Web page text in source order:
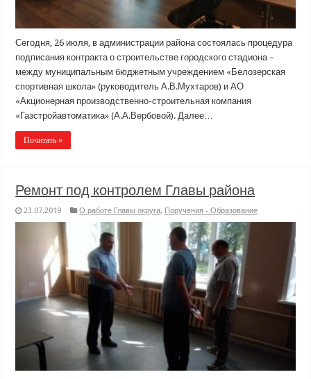
Сегодня, 26 июля, в администрации района состоялась процедура
подписания контракта о строительстве городского стадиона –
между муниципальным бюджетным учреждением «Белозерская
спортивная школа» (руководитель А.В.Мухтаров) и АО
«Акционерная производственно-строительная компания
«Газстройавтоматика» (А.А.Вербовой). Далее…
Почитать »
Ремонт под контролем Главы района
23.07.2019 О работе Главы округа, Поручения - Образование